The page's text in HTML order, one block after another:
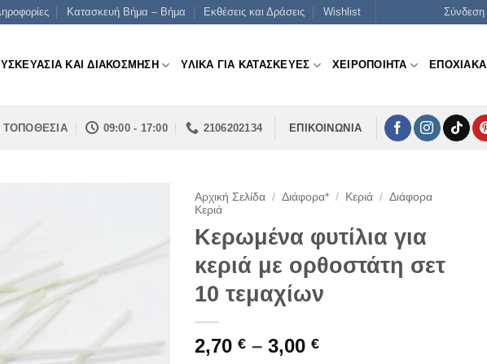
Κατασκευή Βήμα – Βήμα Εκθέσεις και Δράσεις Wishlist Σύνδεση
ΚΑΙ ΔΙΑΚΟΣΜΗΣΗ ΥΛΙΚΑ ΓΙΑ ΚΑΤΑΣΚΕΥΕΣ ΧΕΙΡΟΠΟΙΗΤΑ ΕΠΟΧΙΑΚΑ
ΤΟΠΟΘΕΣΙΑ 09:00 - 17:00 2106202134 ΕΠΙΚΟΙΝΩΝΙΑ
Αρχική Σελίδα / Διάφορα* / Κεριά / Διάφορα
Κεριά
Κερωμένα φυτίλια για
κεριά με ορθοστάτη σετ
10 τεμαχίων
2,70 € – 3,00 €Price